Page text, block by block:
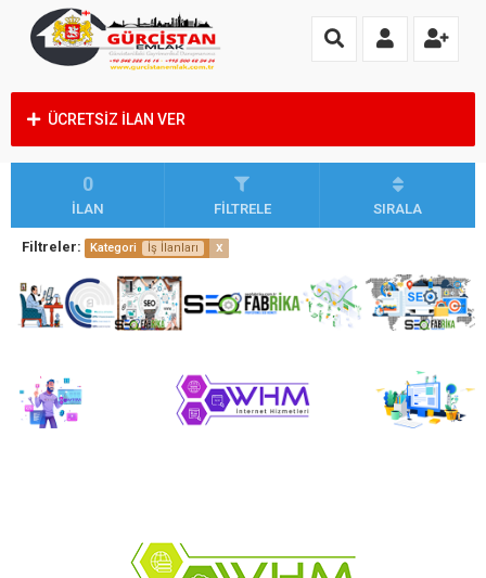
ÜCRETSİZ İLAN VER
0
İLAN FİLTRELE SIRALA
Filtreler: Kategori İş İlanları x